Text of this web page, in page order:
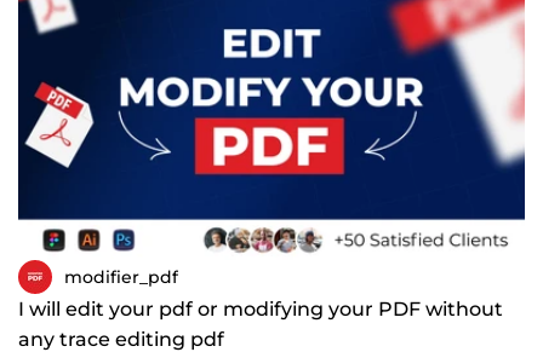
modifier_pdf
I will edit your pdf or modifying your PDF without
any trace editing pdf